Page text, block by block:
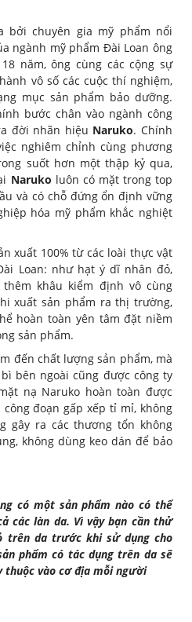
bởi chuyên gia mỹ phẩm nổi
ngành mỹ phẩm Đài Loan ông
năm, ông cùng các cộng sự
vô số các cuộc thí nghiệm,
mục sản phẩm bảo dưỡng.
bước chân vào ngành công
đời nhãn hiệu Naruko. Chính
nghiêm chỉnh cùng phương
suốt hơn một thập kỷ qua,
Naruko luôn có mặt trong top
và có chỗ đứng ổn định vững
hóa mỹ phẩm khắc nghiệt
xuất 100% từ các loài thực vật
Loan: như hạt ý dĩ nhân đỏ,
khâu kiểm định vô cùng
xuất sản phẩm ra thị trường,
hoàn toàn yên tâm đặt niềm
sản phẩm.
đến chất lượng sản phẩm, mà
bên ngoài cũng được công ty
nạ Naruko hoàn toàn được
đoạn gấp xếp tỉ mỉ, không
gây ra các thương tổn không
không dùng keo dán để bảo
có một sản phẩm nào có thể
các làn da. Vì vậy bạn cần thử
trên da trước khi sử dụng cho
phẩm có tác dụng trên da sẽ
thuộc vào cơ địa mỗi người